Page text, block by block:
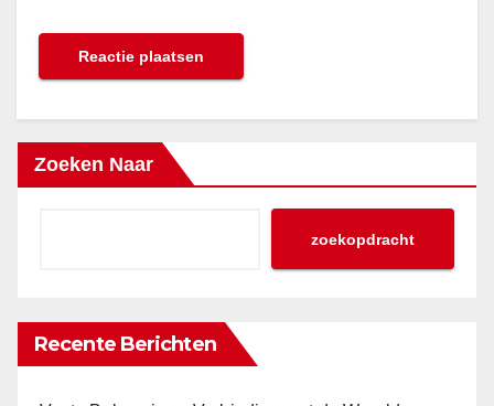
Zoeken Naar
zoekopdracht
Recente Berichten